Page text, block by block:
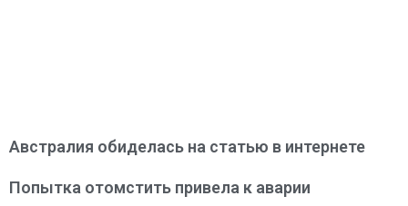
Австралия обиделась на статью в интернете
Попытка отомстить привела к аварии